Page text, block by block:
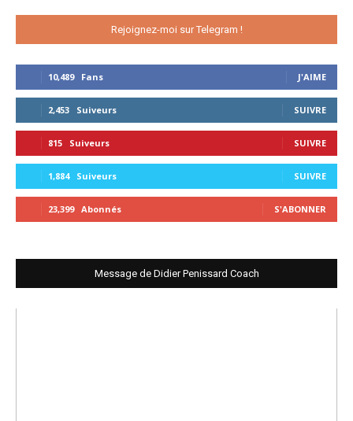
Rejoignez-moi sur Telegram !
10,489 Fans J'AIME
2,453 Suiveurs SUIVRE
815 Suiveurs SUIVRE
1,884 Suiveurs SUIVRE
23,399 Abonnés S'ABONNER
Message de Didier Penissard Coach